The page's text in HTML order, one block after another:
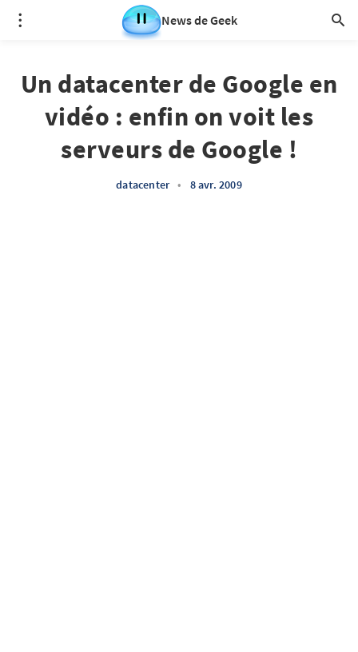
News de Geek
Un datacenter de Google en
vidéo : enfin on voit les
serveurs de Google !
datacenter • 8 avr. 2009